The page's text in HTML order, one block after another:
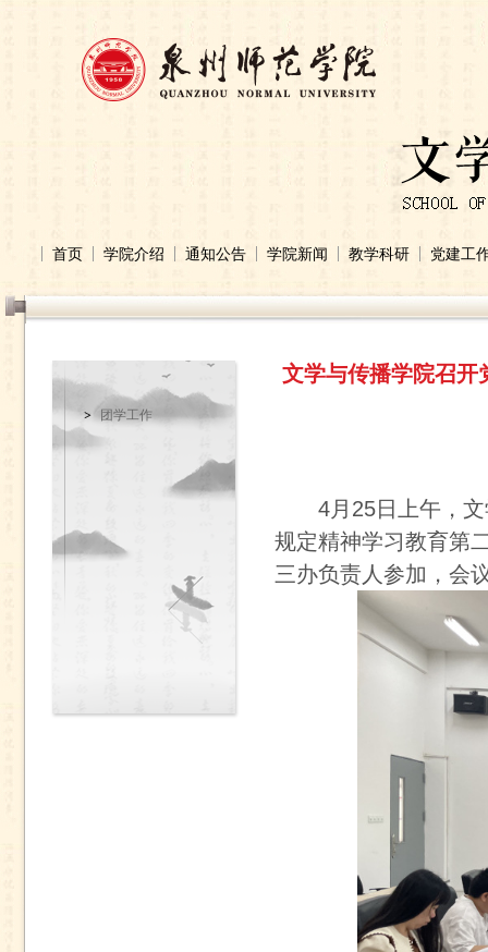
首页 学院介绍 通知公告 学院新闻 教学科研 党建工
团学工作
文学与传播学院召开
4月25日上午，
规定精神学习教育第
三办负责人参加，会